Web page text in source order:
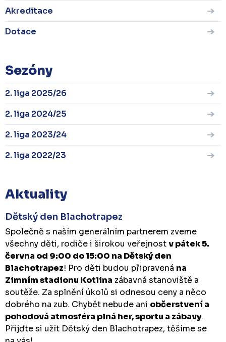
Akreditace
Dotace
Sezóny
2. liga 2025/26
2. liga 2024/25
2. liga 2023/24
2. liga 2022/23
Aktuality
Dětský den Blachotrapez
Společně s naším generálním partnerem zveme
všechny děti, rodiče i širokou veřejnostv pátek 5.
června od 9:00 do 15:00 na Dětský den
Blachotrapez! Pro děti budou připravená na
Zimním stadionu Kotlina zábavná stanoviště a
soutěže. Za splnění úkolů si odnesou ceny a něco
dobrého na zub. Chybět nebude ani občerstvení a
pohodová atmosféra plná her, sportu a zábavy.
Přijďte si užít Dětský den Blachotrapez, těšíme se